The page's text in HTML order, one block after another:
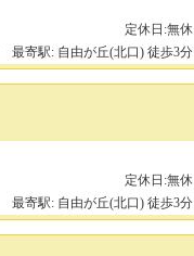
定休日:無休
最寄駅: 自由が丘(北口) 徒歩3分
定休日:無休
最寄駅: 自由が丘(北口) 徒歩3分